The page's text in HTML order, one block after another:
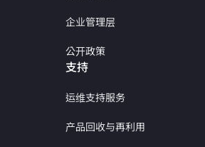
企业管理层
公开政策
支持
运维支持服务
产品回收与再利用